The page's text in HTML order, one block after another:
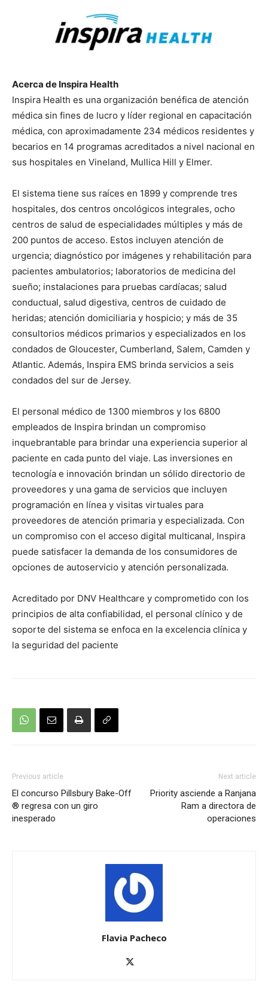
Acerca de Inspira Health
Inspira Health es una organización benéfica de atención
médica sin fines de lucro y líder regional en capacitación
médica, con aproximadamente 234 médicos residentes y
becarios en 14 programas acreditados a nivel nacional en
sus hospitales en Vineland, Mullica Hill y Elmer.
El sistema tiene sus raíces en 1899 y comprende tres
hospitales, dos centros oncológicos integrales, ocho
centros de salud de especialidades múltiples y más de
200 puntos de acceso. Estos incluyen atención de
urgencia; diagnóstico por imágenes y rehabilitación para
pacientes ambulatorios; laboratorios de medicina del
sueño; instalaciones para pruebas cardíacas; salud
conductual, salud digestiva, centros de cuidado de
heridas; atención domiciliaria y hospicio; y más de 35
consultorios médicos primarios y especializados en los
condados de Gloucester, Cumberland, Salem, Camden y
Atlantic. Además, Inspira EMS brinda servicios a seis
condados del sur de Jersey.
El personal médico de 1300 miembros y los 6800
empleados de Inspira brindan un compromiso
inquebrantable para brindar una experiencia superior al
paciente en cada punto del viaje. Las inversiones en
tecnología e innovación brindan un sólido directorio de
proveedores y una gama de servicios que incluyen
programación en línea y visitas virtuales para
proveedores de atención primaria y especializada. Con
un compromiso con el acceso digital multicanal, Inspira
puede satisfacer la demanda de los consumidores de
opciones de autoservicio y atención personalizada.
Acreditado por DNV Healthcare y comprometido con los
principios de alta confiabilidad, el personal clínico y de
soporte del sistema se enfoca en la excelencia clínica y
la seguridad del paciente
Previous article
El concurso Pillsbury Bake-Off
® regresa con un giro
inesperado
Next article
Priority asciende a Ranjana
Ram a directora de
operaciones
Flavia Pacheco